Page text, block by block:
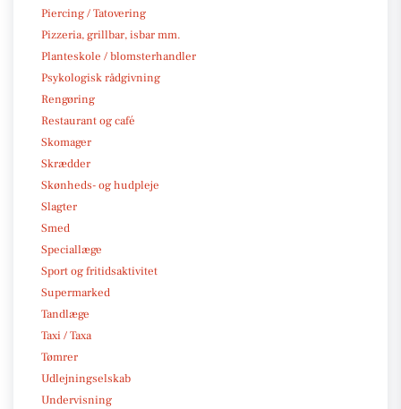
Piercing / Tatovering
Pizzeria, grillbar, isbar mm.
Planteskole / blomsterhandler
Psykologisk rådgivning
Rengøring
Restaurant og café
Skomager
Skrædder
Skønheds- og hudpleje
Slagter
Smed
Speciallæge
Sport og fritidsaktivitet
Supermarked
Tandlæge
Taxi / Taxa
Tømrer
Udlejningselskab
Undervisning